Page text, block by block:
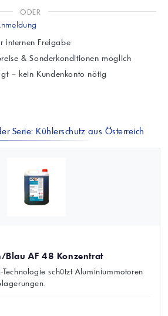
ODER
internen Freigabe
& Sonderkonditionen möglich
– kein Kundenkonto nötig
Serie: Kühlerschutz aus Österreich
Blau AF 48 Konzentrat
schützt Aluminiummotoren